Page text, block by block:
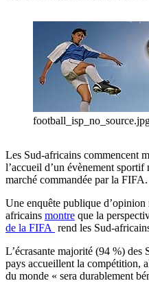
Les Sud-africains commencent
l’accueil d’un évènement sportif
marché commandée par la FIFA.
Une enquête publique
africains montre que la
de la FIFA rend les Sud-
L’écrasante majorité (94 %)
pays accueillent la compétition,
du monde « sera durablement